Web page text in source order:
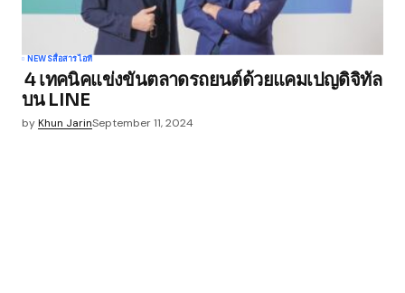
NEWSสื่อสารไอที
4 เทคนิคแข่งขันตลาดรถยนต์ด้วยแคมเปญดิจิทัล
บน LINE
byKhun JarinSeptember 11, 2024